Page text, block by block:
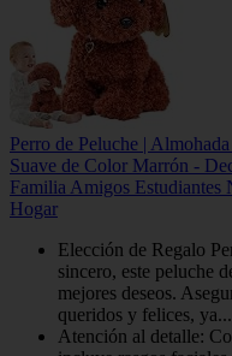
Perro de Peluche |
Suave de Color Marrón -
Familia Amigos
Hogar
Elección de Regalo
sincero, este peluche
mejores deseos.
queridos y felices, ya...
Atención al detalle: